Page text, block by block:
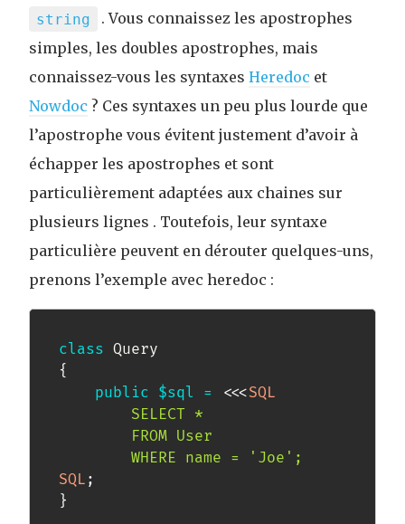
string
. Vous connaissez les apostrophes
simples, les doubles apostrophes, mais
connaissez-vous les syntaxes Heredoc et
Nowdoc ? Ces syntaxes un peu plus lourde que
l’apostrophe vous évitent justement d’avoir à
échapper les apostrophes et sont
particulièrement adaptées aux chaines sur
plusieurs lignes . Toutefois, leur syntaxe
particulière peuvent en dérouter quelques-uns,
prenons l’exemple avec heredoc :
class Query
{
public $sql = <<<SQL
SQL ;
}